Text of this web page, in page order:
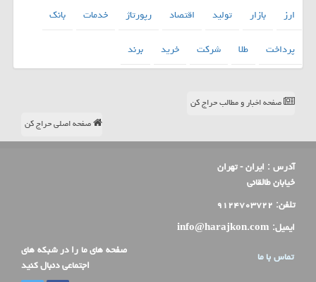
ارز بازار تولید اقتصاد رپورتاژ خدمات
بانك
پرداخت
طلا شركت خرید برند
صفحه اخبار و مطالب حراج کن
صفحه اصلی حراج کن
آدرس : ایران - تهران
خیابان طالقانی
تلفن: ۹۱۲۴۷۰۳۷۲۲
ایمیل: info@harajkon.com
تماس با ما
صفحه های ما را در شبکه های
اجتماعی دنبال کنید